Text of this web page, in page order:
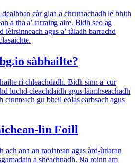
càr glan a chruthachadh le bhith
a tha a’ tarraing aire. Bidh seo ag
lèirsinneach agus a’ tàladh barrachd
sàbhailte?
ri chleachdadh. Bidh sinn a' cur
luchd-cleachdaidh agus làimhseachadh
cinnteach gu bheil eòlas earbsach agus
lìn Foill
ach ann an raointean agus àrd-ùrlaran
a sheachnadh. Na roinn am